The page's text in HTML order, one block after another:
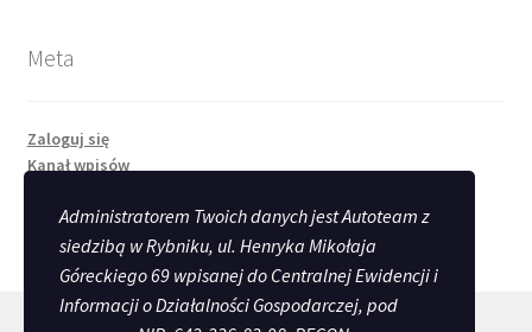
Meta
Zaloguj się
Kanał wpisów
WordPress.org
Administratorem Twoich danych jest Autoteam z
siedzibą w Rybniku, ul. Henryka Mikołaja
Góreckiego 69 wpisanej do Centralnej Ewidencji i
Informacji o Działalności Gospodarczej, pod